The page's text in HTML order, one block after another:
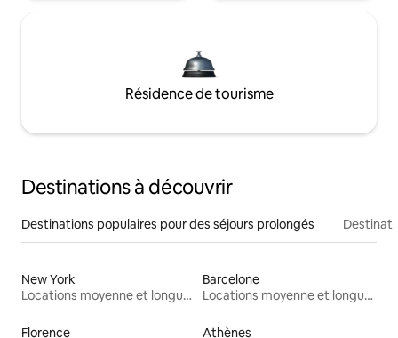
Résidence de tourisme
Destinations à découvrir
Destinations populaires pour des séjours prolongés
New York
Locations moyenne et longue durée
Barcelone
Locations moyenne et longue durée
Florence Athènes